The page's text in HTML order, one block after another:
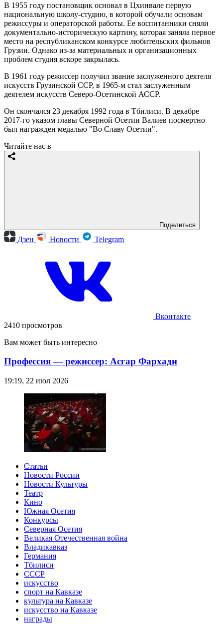
В 1955 году постановщик основал в Цхинвале первую
национальную школу-студию, в которой обучали основам
режиссуры и операторской работы. Ее воспитанники сняли
документально-историческую картину, которая заняла первое
место на республиканском конкурсе любительских фильмов
Грузии. Однако из-за материальных и организационных
проблем студия вскоре закрылась.
В 1961 году режиссер получил звание заслуженного деятеля
искусств Грузинской ССР, в 1965-м стал заслуженным
деятелем искусств Северо-Осетинской АССР.
Он скончался 23 декабря 1992 года в Тбилиси. В декабре
2017-го указом главы Северной Осетии Валиев посмертно
был награжден медалью "Во Славу Осетии".
Читайте нас в
Поделиться
Дзен Новости Telegram
Вконтакте
2410 просмотров
Вам может быть интересно
Профессия — режиссер: Асгар Фархади
19:19, 22 июл 2026
Статьи
Новости России
Новости Культуры
Театр
Кино
Южная Осетия
Конкурсы
Северная Осетия
Великая Отечественная война
Владикавказ
Германия
Тбилиси
СССР
искусство
спорт на Кавказе
культура на Кавказе
искусство на Кавказе
награды